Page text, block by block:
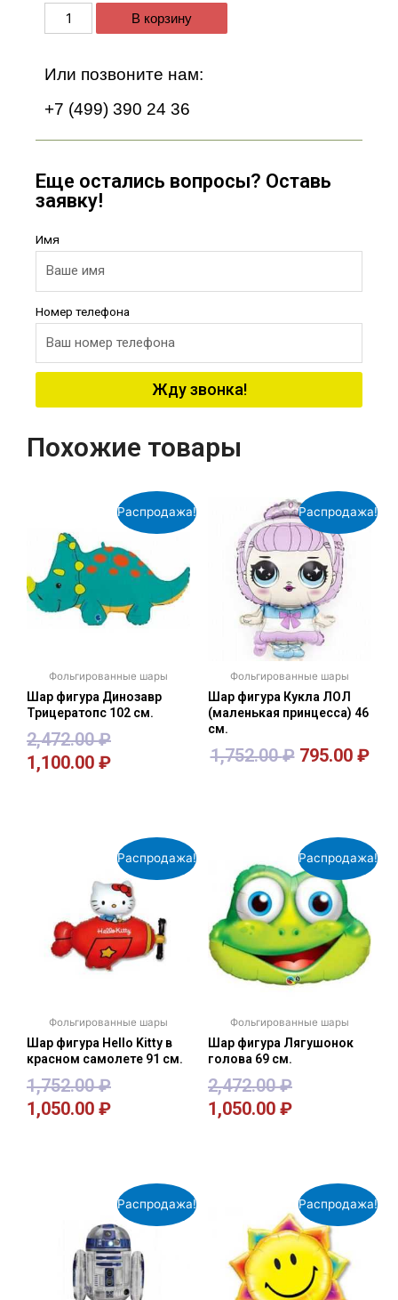
В корзину
Или позвоните нам:
+7 (499) 390 24 36
Еще остались вопросы? Оставь
заявку!
Имя
Номер телефона
Жду звонка!
Похожие товары
Распродажа!
Фольгированные шары
Шар фигура Динозавр
Трицератопс 102 см.
2,472.00₽
1,100.00 ₽
Распродажа!
Фольгированные шары
Шар фигура Кукла ЛОЛ
(маленькая принцесса) 46
см.
1,752.00₽ 795.00 ₽
Распродажа!
Фольгированные шары
Шар фигура Hello Kitty в
красном самолете 91 см.
1,752.00₽
1,050.00 ₽
Распродажа!
Фольгированные шары
Шар фигура Лягушонок
голова 69 см.
2,472.00₽
1,050.00 ₽
Распродажа! Распродажа!